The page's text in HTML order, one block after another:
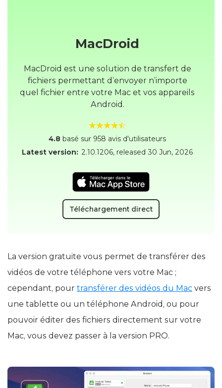
MacDroid
MacDroid est une solution de transfert de
fichiers permettant d’envoyer n’importe
quel fichier entre votre Mac et vos appareils
Android.
4.8 basé sur 958 avis d'utilisateurs
La version gratuite vous permet de transférer des
vidéos de votre téléphone vers votre Mac ;
cependant, pourtransférer des vidéos du Macvers
une tablette ou un téléphone Android, ou pour
pouvoir éditer des fichiers directement sur votre